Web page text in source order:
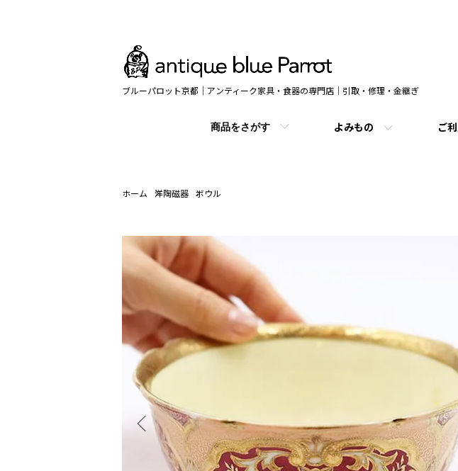
ブルーパロット京都｜アンティーク家具・食器の専門店｜引取・修理・金継ぎ
商品をさがす よみもの ご
ホーム 洋陶磁器 ボウル